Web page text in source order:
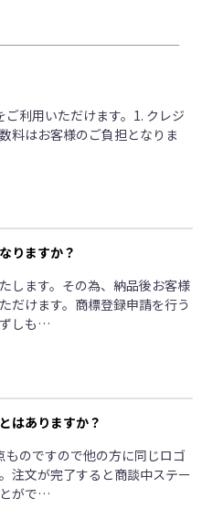
利用いただけます。1. クレジ
料はお客様のご負担となりま
りますか？
します。その為、納品後お客様
だけます。商標登録申請を行う
しも…
はありますか？
のですので他の方に同じロゴ
注文が完了すると商談中ステー
がで…